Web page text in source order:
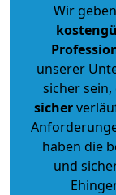
Wir
unserer
sicher
sicher
haben die
und